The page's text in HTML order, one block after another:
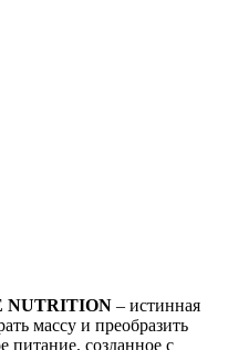
NUTRITION – истинная
массу и преобразить
питание, созданное с